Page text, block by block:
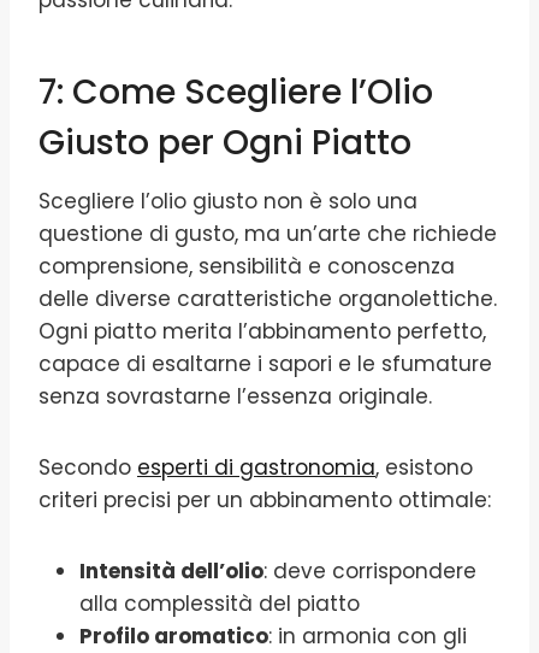
7: Come Scegliere l’Olio
Giusto per Ogni Piatto
Scegliere l’olio giusto non è solo una
questione di gusto, ma un’arte che richiede
comprensione, sensibilità e conoscenza
delle diverse caratteristiche organolettiche.
Ogni piatto merita l’abbinamento perfetto,
capace di esaltarne i sapori e le sfumature
senza sovrastarne l’essenza originale.
Secondo esperti di gastronomia, esistono
criteri precisi per un abbinamento ottimale:
Intensità dell’olio: deve corrispondere
alla complessità del piatto
Profilo aromatico: in armonia con gli